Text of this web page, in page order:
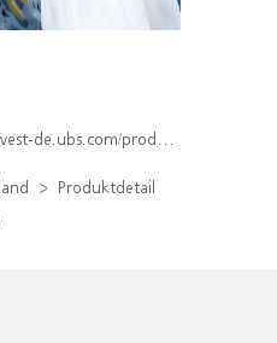
produkt/detail/index/isin/DE000WA6TWM7
Produktdetail